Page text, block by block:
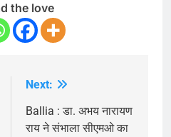
the love
Next:
Ballia : डा. अभय नारायण
राय ने संभाला सीएमओ का